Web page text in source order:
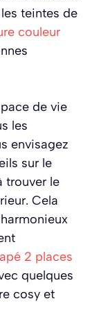
teintes de
couleur
de vie
les
envisagez
sur le
trouver le
Cela
2 places
quelques
cosy et